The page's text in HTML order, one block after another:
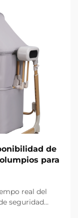
de
para
real del
seguridad